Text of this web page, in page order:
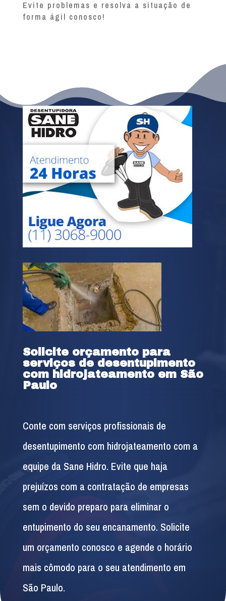
Evite problemas e resolva a situação de
forma ágil conosco!
Solicite orçamento para
serviços de desentupimento
com hidrojateamento em São
Paulo
Conte com serviços profissionais de
desentupimento com hidrojateamento com a
equipe da Sane Hidro. Evite que haja
prejuízos com a contratação de empresas
sem o devido preparo para eliminar o
entupimento do seu encanamento. Solicite
um orçamento conosco e agende o horário
mais cômodo para o seu atendimento em
São Paulo.